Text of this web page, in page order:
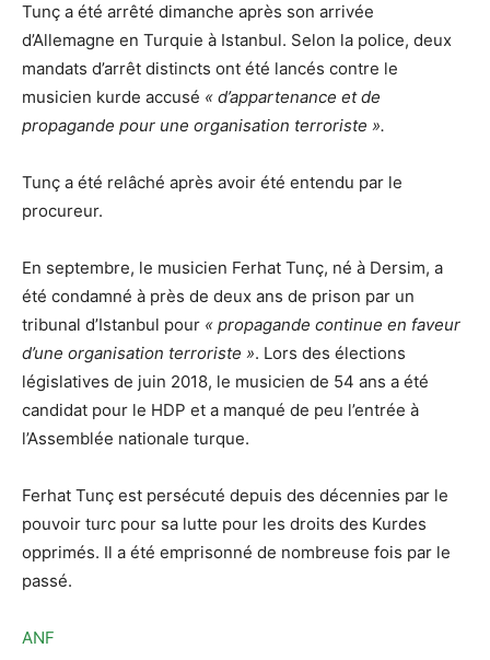
Tunç a été arrêté dimanche après son arrivée
d’Allemagne en Turquie à Istanbul. Selon la police, deux
mandats d’arrêt distincts ont été lancés contre le
musicien kurde accusé « d’appartenance et de
propagande pour une organisation terroriste ».
Tunç a été relâché après avoir été entendu par le
procureur.
En septembre, le musicien Ferhat Tunç, né à Dersim, a
été condamné à près de deux ans de prison par un
tribunal d’Istanbul pour « propagande continue en faveur
d’une organisation terroriste ». Lors des élections
législatives de juin 2018, le musicien de 54 ans a été
candidat pour le HDP et a manqué de peu l’entrée à
l’Assemblée nationale turque.
Ferhat Tunç est persécuté depuis des décennies par le
pouvoir turc pour sa lutte pour les droits des Kurdes
opprimés. Il a été emprisonné de nombreuse fois par le
passé.
ANF